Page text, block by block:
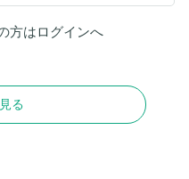
方はログインへ
る